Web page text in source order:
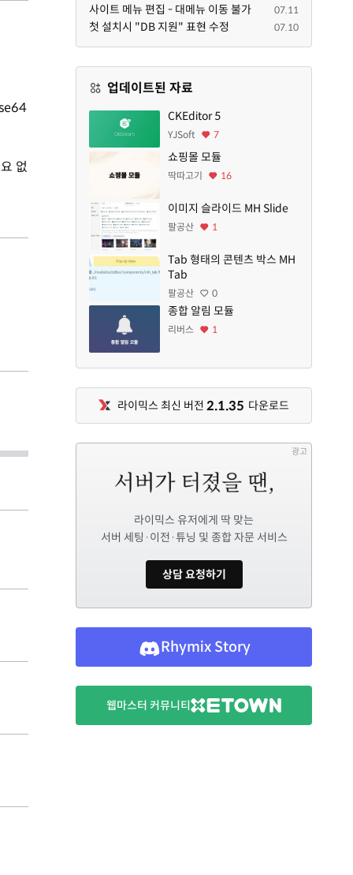
없
사이트 메뉴 편집 - 대메뉴 이동 불가 07.11
첫 설치시 "DB 지원" 표현 수정 07.10
업데이트된 자료
CKEditor 5
YJSoft 7
쇼핑몰 모듈
딱따고기 16
이미지 슬라이드 MH Slide
팔공산 1
Tab 형태의 콘텐츠 박스 MH
Tab
팔공산 0
종합 알림 모듈
리버스 1
라이믹스 최신 버전 2.1.35 다운로드
광고
라이믹스 유저에게 딱 맞는
서버 세팅·이전·튜닝 및 종합 자문 서비스
상담 요청하기
Rhymix Story
웹마스터 커뮤니티